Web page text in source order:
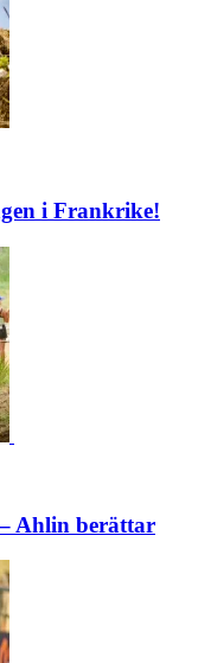
i Frankrike!
Ahlin berättar